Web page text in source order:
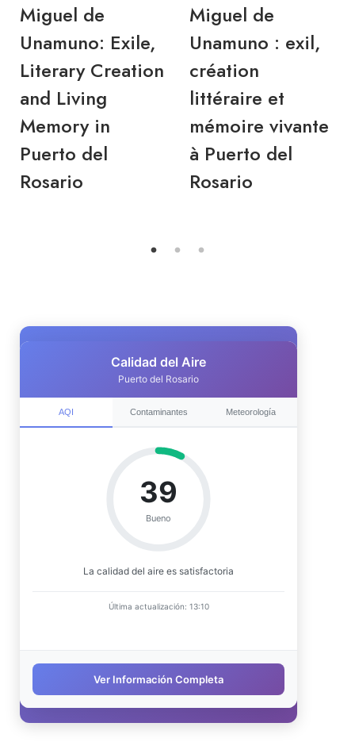
Miguel de
Unamuno: Exile,
Literary Creation
and Living
Memory in
Puerto del
Rosario
Miguel de
Unamuno : exil,
création
littéraire et
mémoire vivante
à Puerto del
Rosario